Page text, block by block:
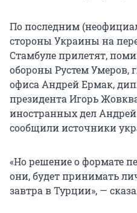
По последним
стороны Украины на
Стамбуле прилетят,
обороны Рустем Умеров,
офиса Андрей Ермак,
президента Игорь
иностранных дел
сообщили источники
«Но решение о формате
они, будет принимать
завтра в Турции», —